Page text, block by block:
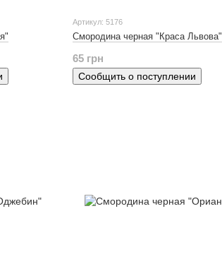
Артикул: 5176
Смородина черная "Краса Львова"
65 грн
Сообщить о поступлении